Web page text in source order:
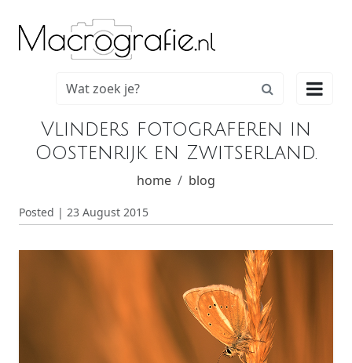

Vlinders fotograferen in
Oostenrijk en Zwitserland.
home blog
Posted | 23 August 2015